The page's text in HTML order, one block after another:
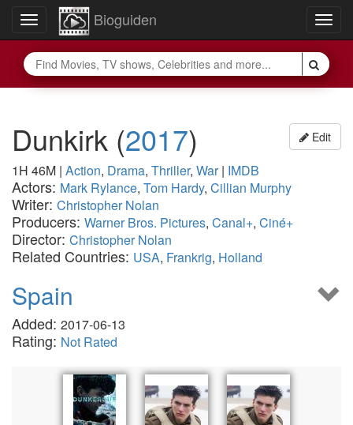
Toggle
navigation
Bioguiden
Edit
Dunkirk (2017)
1H 46M | Action, Drama, Thriller, War| IMDB
Actors: Mark Rylance, Tom Hardy, Cillian Murphy
Writer: Christopher Nolan
Producers: Warner Bros. Pictures, Canal+, Ciné+
Director: Christopher Nolan
Related Countries: USA, Frankrig, Holland
Spain
Added: 2017-06-13
Rating: Not Rated